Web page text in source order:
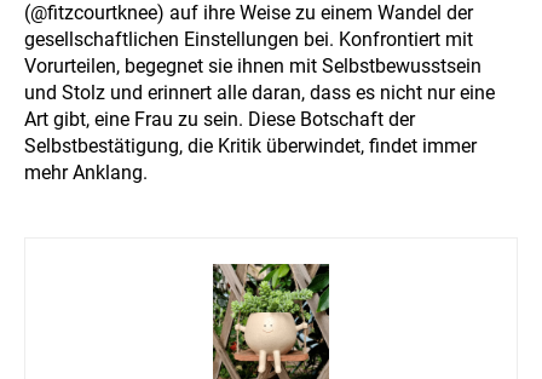
(@fitzcourtknee) auf ihre Weise zu einem Wandel der
gesellschaftlichen Einstellungen bei. Konfrontiert mit
Vorurteilen, begegnet sie ihnen mit Selbstbewusstsein
und Stolz und erinnert alle daran, dass es nicht nur eine
Art gibt, eine Frau zu sein. Diese Botschaft der
Selbstbestätigung, die Kritik überwindet, findet immer
mehr Anklang.